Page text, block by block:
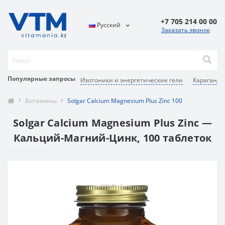
Популярные запросы Изотоники и энергетические гели Караганда
Русский +7 705 214 00 00
Заказать звонок
Витамины Solgar Calcium Magnesium Plus Zinc 100
Solgar Calcium Magnesium Plus Zinc —
Кальций-Магний-Цинк, 100 таблеток